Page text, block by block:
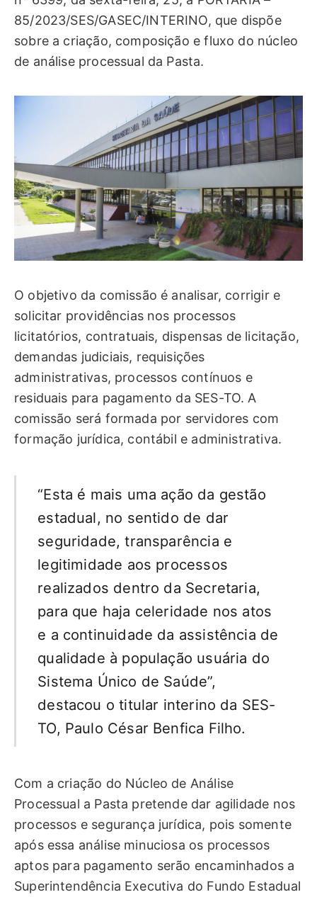
85/2023/SES/GASEC/INTERINO, que dispõe
sobre a criação, composição e fluxo do núcleo
de análise processual da Pasta.
O objetivo da comissão é analisar, corrigir e
solicitar providências nos processos
licitatórios, contratuais, dispensas de licitação,
demandas judiciais, requisições
administrativas, processos contínuos e
residuais para pagamento da SES-TO. A
comissão será formada por servidores com
formação jurídica, contábil e administrativa.
“Esta é mais uma ação da gestão
estadual, no sentido de dar
seguridade, transparência e
legitimidade aos processos
realizados dentro da Secretaria,
para que haja celeridade nos atos
e a continuidade da assistência de
qualidade à população usuária do
Sistema Único de Saúde”,
destacou o titular interino da SES-
TO, Paulo César Benfica Filho.
Com a criação do Núcleo de Análise
Processual a Pasta pretende dar agilidade nos
processos e segurança jurídica, pois somente
após essa análise minuciosa os processos
aptos para pagamento serão encaminhados a
Superintendência Executiva do Fundo Estadual